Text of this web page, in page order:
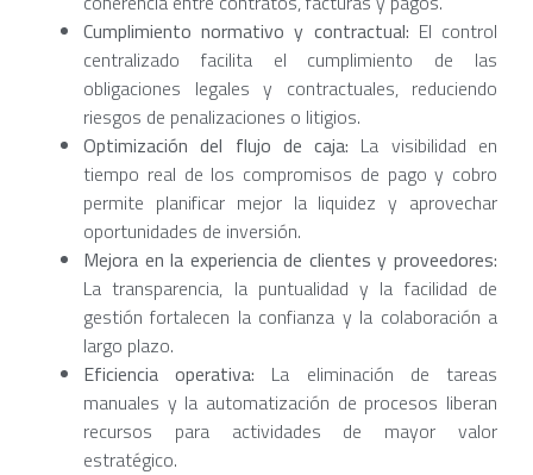
Cumplimiento normativo y contractual: El control
centralizado facilita el cumplimiento de las
obligaciones legales y contractuales, reduciendo
riesgos de penalizaciones o litigios.
Optimización del flujo de caja: La visibilidad en
tiempo real de los compromisos de pago y cobro
permite planificar mejor la liquidez y aprovechar
oportunidades de inversión.
Mejora en la experiencia de clientes y proveedores:
La transparencia, la puntualidad y la facilidad de
gestión fortalecen la confianza y la colaboración a
largo plazo.
Eficiencia operativa: La eliminación de tareas
manuales y la automatización de procesos liberan
recursos para actividades de mayor valor
estratégico.